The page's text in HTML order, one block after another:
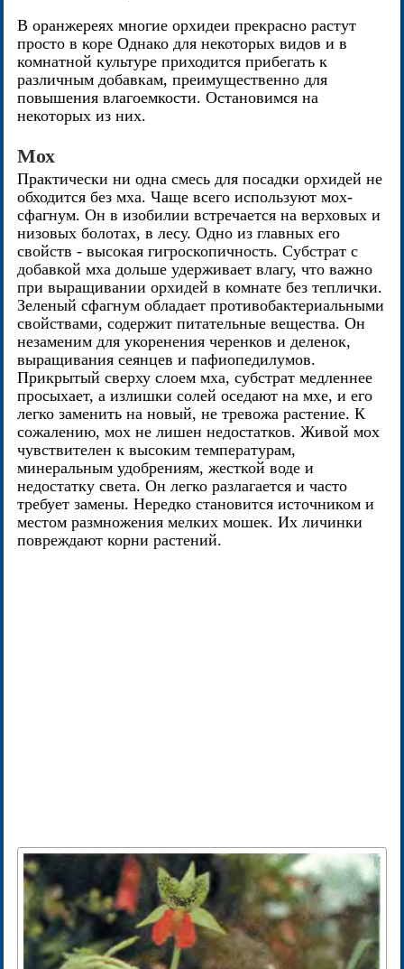
В оранжереях многие орхидеи прекрасно растут
просто в коре Однако для некоторых видов и в
комнатной культуре приходится прибегать к
различным добавкам, преимущественно для
повышения влагоемкости. Остановимся на
некоторых из них.
Мох
Практически ни одна смесь для посадки орхидей не
обходится без мха. Чаще всего используют мох-
сфагнум. Он в изобилии встречается на верховых и
низовых болотах, в лесу. Одно из главных его
свойств - высокая гигроскопичность. Субстрат с
добавкой мха дольше удерживает влагу, что важно
при выращивании орхидей в комнате без теплички.
Зеленый сфагнум обладает противобактериальными
свойствами, содержит питательные вещества. Он
незаменим для укоренения черенков и деленок,
выращивания сеянцев и пафиопедилумов.
Прикрытый сверху слоем мха, субстрат медленнее
просыхает, а излишки солей оседают на мхе, и его
легко заменить на новый, не тревожа растение. К
сожалению, мох не лишен недостатков. Живой мох
чувствителен к высоким температурам,
минеральным удобрениям, жесткой воде и
недостатку света. Он легко разлагается и часто
требует замены. Нередко становится источником и
местом размножения мелких мошек. Их личинки
повреждают корни растений.